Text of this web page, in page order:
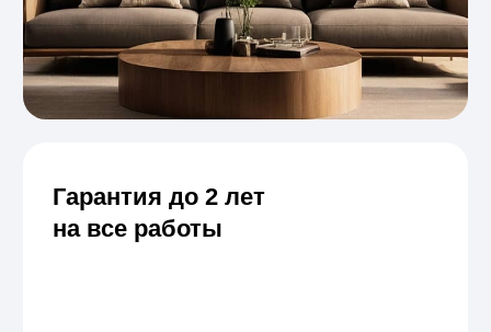
За годы работы мы сотрудничали с частными
заказчиками, строительными организациями,
дизайнерами интерьера и бюджетными
учреждениями. Реализовали десятки проектов —
от загородных домов до общественных
пространств, где важны качество, надёжность